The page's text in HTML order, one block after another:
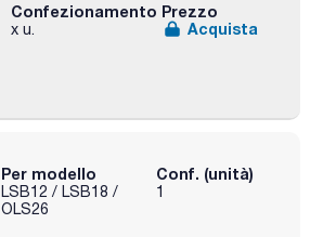
Confezionamento
x u.
Prezzo
Acquista
Per modello
LSB12 / LSB18 /
OLS26
Conf. (unità)
1